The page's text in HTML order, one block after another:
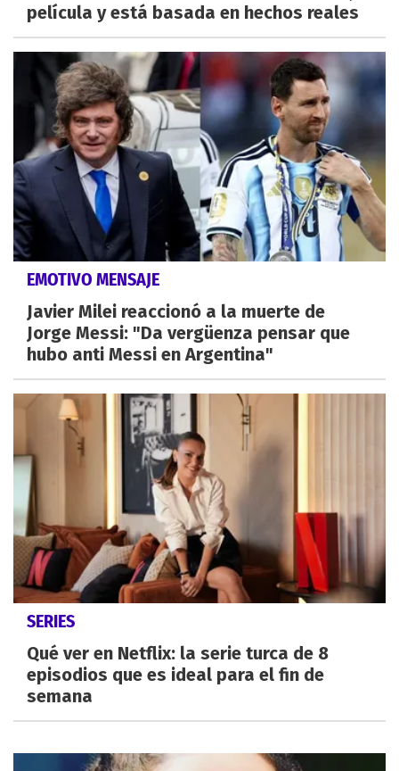
película y está basada en hechos reales
EMOTIVO MENSAJE
Javier Milei reaccionó a la muerte de
Jorge Messi: "Da vergüenza pensar que
hubo anti Messi en Argentina"
SERIES
Qué ver en Netflix: la serie turca de 8
episodios que es ideal para el fin de
semana